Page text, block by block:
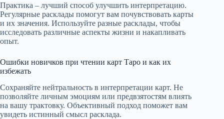
Практика – лучший способ улучшить интерпретацию.
Регулярные расклады помогут вам почувствовать карты
и их значения. Используйте разные расклады, чтобы
исследовать различные аспекты жизни и накапливать
опыт.
Ошибки новичков при чтении карт Таро и как их
избежать
Сохраняйте нейтральность в интерпретации карт. Не
позволяйте личным эмоциям или предвзятостям влиять
на вашу трактовку. Объективный подход поможет вам
увидеть истинный смысл расклада.